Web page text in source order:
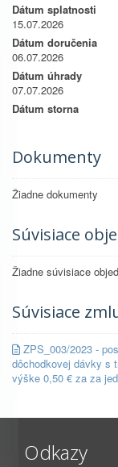
Dátum splatnosti
15.07.2026
Dátum doručenia
06.07.2026
Dátum úhrady
07.07.2026
Dátum storna
Dokumenty
Žiadne dokumenty
Súvisiace
Žiadne súvisiace
Súvisiace
ZPS_003/2023 -
dôchodkovej dávky s
výške 0,50 € za za
Odkazy